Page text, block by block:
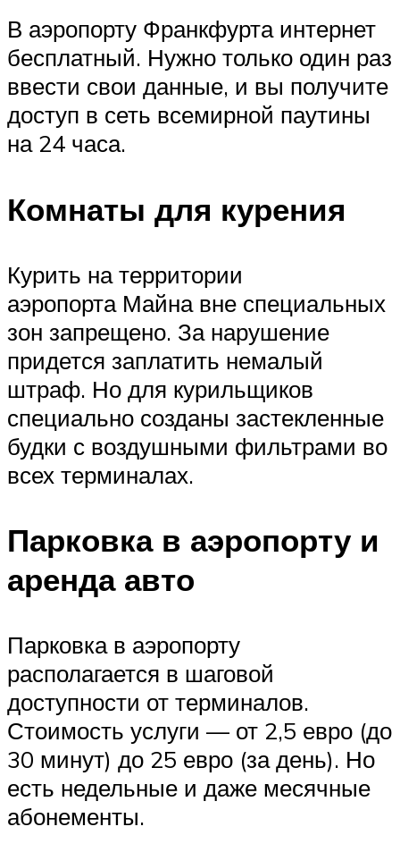
В аэропорту Франкфурта интернет
бесплатный. Нужно только один раз
ввести свои данные, и вы получите
доступ в сеть всемирной паутины
на 24 часа.
Комнаты для курения
Курить на территории
аэропорта Майна вне специальных
зон запрещено. За нарушение
придется заплатить немалый
штраф. Но для курильщиков
специально созданы застекленные
будки с воздушными фильтрами во
всех терминалах.
Парковка в аэропорту и
аренда авто
Парковка в аэропорту
располагается в шаговой
доступности от терминалов.
Стоимость услуги — от 2,5 евро (до
30 минут) до 25 евро (за день). Но
есть недельные и даже месячные
абонементы.